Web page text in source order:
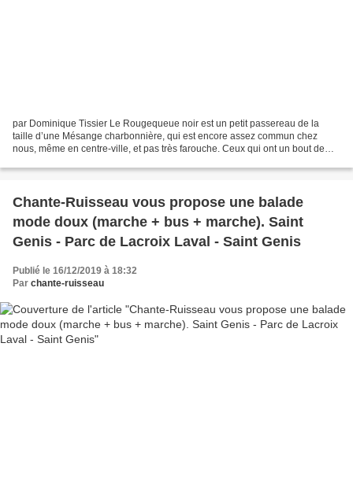
par Dominique Tissier Le Rougequeue noir est un petit passereau de la
taille d’une Mésange charbonnière, qui est encore assez commun chez
nous, même en centre-ville, et pas très farouche. Ceux qui ont un bout de
Chante-Ruisseau vous propose une balade
mode doux (marche + bus + marche). Saint
Genis - Parc de Lacroix Laval - Saint Genis
Publié le 16/12/2019 à 18:32
Par chante-ruisseau